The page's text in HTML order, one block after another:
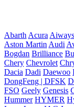
Abarth Acura Aiways
Aston Martin Audi
Bogdan Brilliance
Chery Chevrolet
Dacia Dadi Daewoo
DongFeng | DFSK
FSO Geely Genesis
Hummer HYMER